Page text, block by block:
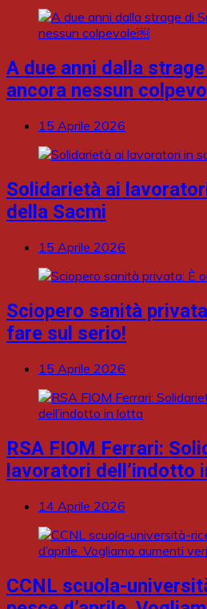
A due anni dalla
ancora nessun
15 Aprile 2026
Solidarietà ai
della Sacmi
15 Aprile 2026
Sciopero sanità
fare sul serio!
15 Aprile 2026
RSA FIOM Ferrari:
lavoratori dell’indotto
14 Aprile 2026
CCNL scuola-